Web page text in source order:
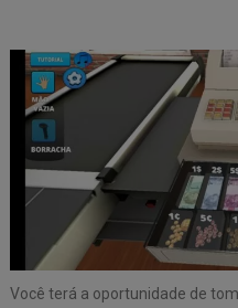
Você terá a oportunidade de